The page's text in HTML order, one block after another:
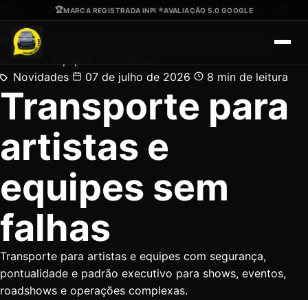
Ir para o conteúdo principal
🏆MARCA REGISTRADA INPI ·⭐AVALIAÇÃO 5.0 GOOGLE
Blog
Transporte para artistas e equipes sem
falhas
Novidades 07 de julho de 2026 8 min de leitura
Transporte para
artistas e
equipes sem
falhas
Transporte para artistas e equipes com segurança,
pontualidade e padrão executivo para shows, eventos,
roadshows e operações complexas.